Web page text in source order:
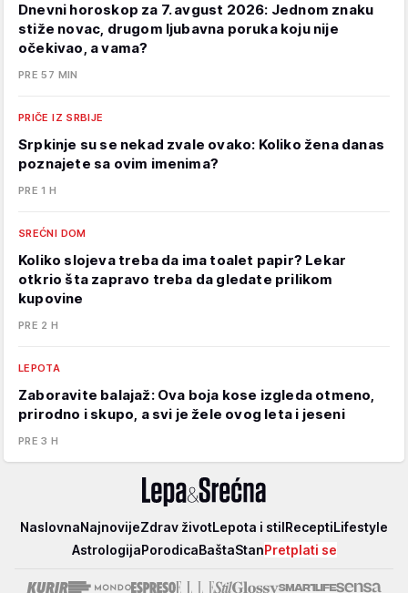
Dnevni horoskop za 7. avgust 2026: Jednom znaku
stiže novac, drugom ljubavna poruka koju nije
očekivao, a vama?
PRE 57 MIN
PRIČE IZ SRBIJE
Srpkinje su se nekad zvale ovako: Koliko žena danas
poznajete sa ovim imenima?
PRE 1 H
SREĆNI DOM
Koliko slojeva treba da ima toalet papir? Lekar
otkrio šta zapravo treba da gledate prilikom
kupovine
PRE 2 H
LEPOTA
Zaboravite balajaž: Ova boja kose izgleda otmeno,
prirodno i skupo, a svi je žele ovog leta i jeseni
PRE 3 H
Lepa
NaslovnaNajnovijeZdrav životLepota i stilReceptiLifestyle
AstrologijaPorodicaBaštaStanPretplati se